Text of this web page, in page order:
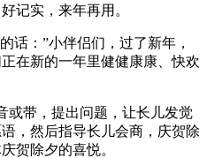
记实，来年再用。
：”小伴侣们，过了新年，
在新的一年里健健康康、快欢
带，提出问题，让长儿发觉
，然后指导长儿会商，庆贺除
贺除夕的喜悦。